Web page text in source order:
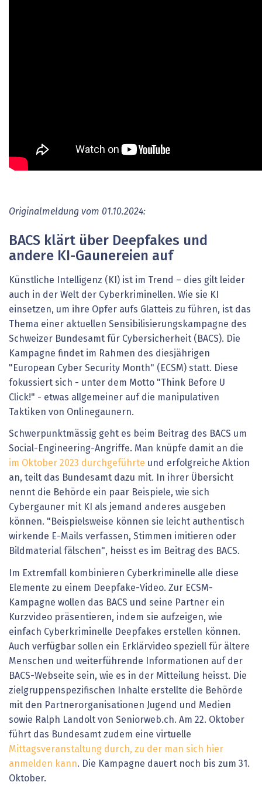
Originalmeldung vom 01.10.2024:
BACS klärt über Deepfakes und
andere KI-Gaunereien auf
Künstliche Intelligenz (KI) ist im Trend – dies gilt leider
auch in der Welt der Cyberkriminellen. Wie sie KI
einsetzen, um ihre Opfer aufs Glatteis zu führen, ist das
Thema einer aktuellen Sensibilisierungskampagne des
Schweizer Bundesamt für Cybersicherheit (BACS). Die
Kampagne findet im Rahmen des diesjährigen
"European Cyber Security Month" (ECSM) statt. Diese
fokussiert sich - unter dem Motto "Think Before U
Click!" - etwas allgemeiner auf die manipulativen
Taktiken von Onlinegaunern.
Schwerpunktmässig geht es beim Beitrag des BACS um
Social-Engineering-Angriffe. Man knüpfe damit an die
im Oktober 2023 durchgeführte und erfolgreiche Aktion
an, teilt das Bundesamt dazu mit. In ihrer Übersicht
nennt die Behörde ein paar Beispiele, wie sich
Cybergauner mit KI als jemand anderes ausgeben
können. "Beispielsweise können sie leicht authentisch
wirkende E-Mails verfassen, Stimmen imitieren oder
Bildmaterial fälschen", heisst es im Beitrag des BACS.
Im Extremfall kombinieren Cyberkriminelle alle diese
Elemente zu einem Deepfake-Video. Zur ECSM-
Kampagne wollen das BACS und seine Partner ein
Kurzvideo präsentieren, indem sie aufzeigen, wie
einfach Cyberkriminelle Deepfakes erstellen können.
Auch verfügbar sollen ein Erklärvideo speziell für ältere
Menschen und weiterführende Informationen auf der
BACS-Webseite sein, wie es in der Mitteilung heisst. Die
zielgruppenspezifischen Inhalte erstellte die Behörde
mit den Partnerorganisationen Jugend und Medien
sowie Ralph Landolt von Seniorweb.ch. Am 22. Oktober
führt das Bundesamt zudem eine virtuelle
Mittagsveranstaltung durch, zu der man sich hier
anmelden kann. Die Kampagne dauert noch bis zum 31.
Oktober.